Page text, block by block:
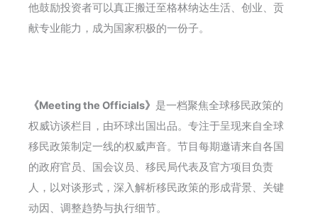
他鼓励投资者可以真正搬迁至格林纳达生活、创业、贡
献专业能力，成为国家积极的一份子。
《Meeting the Officials》 是一档聚焦全球移民政策的
权威访谈栏目，由环球出国出品。专注于呈现来自全球
移民政策制定一线的权威声音。节目每期邀请来自各国
的政府官员、国会议员、移民局代表及官方项目负责
人，以对谈形式，深入解析移民政策的形成背景、关键
动因、调整趋势与执行细节。